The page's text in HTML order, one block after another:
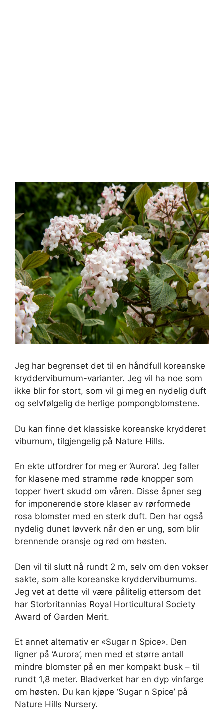
Jeg har begrenset det til en håndfull koreanske
krydderviburnum-varianter. Jeg vil ha noe som
ikke blir for stort, som vil gi meg en nydelig duft
og selvfølgelig de herlige pompongblomstene.
Du kan finne det klassiske koreanske krydderet
viburnum, tilgjengelig på Nature Hills.
En ekte utfordrer for meg er ‘Aurora’. Jeg faller
for klasene med stramme røde knopper som
topper hvert skudd om våren. Disse åpner seg
for imponerende store klaser av rørformede
rosa blomster med en sterk duft. Den har også
nydelig dunet løvverk når den er ung, som blir
brennende oransje og rød om høsten.
Den vil til slutt nå rundt 2 m, selv om den vokser
sakte, som alle koreanske krydderviburnums.
Jeg vet at dette vil være pålitelig ettersom det
har Storbritannias Royal Horticultural Society
Award of Garden Merit.
Et annet alternativ er «Sugar n Spice». Den
ligner på ‘Aurora’, men med et større antall
mindre blomster på en mer kompakt busk – til
rundt 1,8 meter. Bladverket har en dyp vinfarge
om høsten. Du kan kjøpe ‘Sugar n Spice’ på
Nature Hills Nursery.